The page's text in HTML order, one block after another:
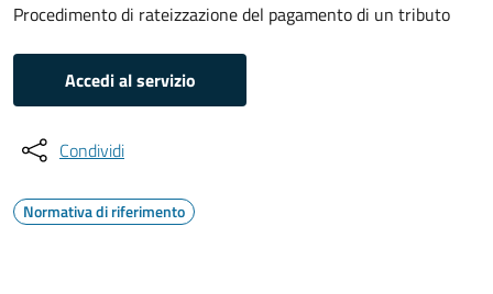
Procedimento di rateizzazione del pagamento di un tributo
Accedi al servizio
Condividi
Normativa di riferimento